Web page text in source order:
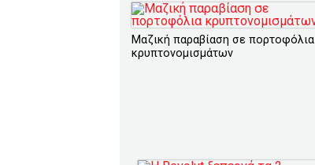
Μαζική παραβίαση σε πορτοφόλια
κρυπτονομισμάτων